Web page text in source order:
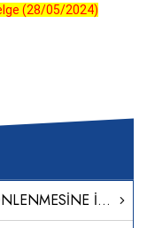
İTHALATTA HAKSIZ REKABETİN ÖNLENMESİNE İLİŞKİN TEBLİĞ (NO: 2024/20)
(28/05/2024)